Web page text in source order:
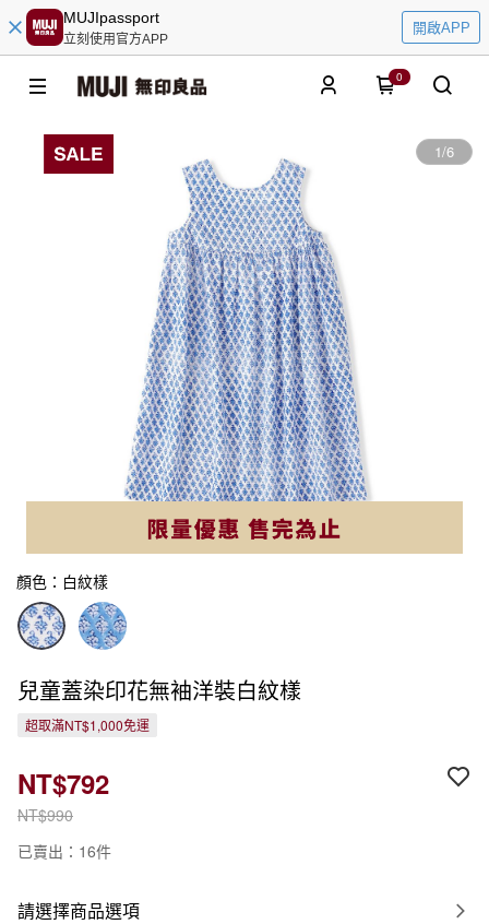
MUJIpassport
立刻使用官方APP
開啟APP
0
1/6
顏色：白紋樣
兒童蓋染印花無袖洋裝白紋樣
超取滿NT$1,000免運
NT$990
NT$792
已賣出：16件
請選擇商品選項